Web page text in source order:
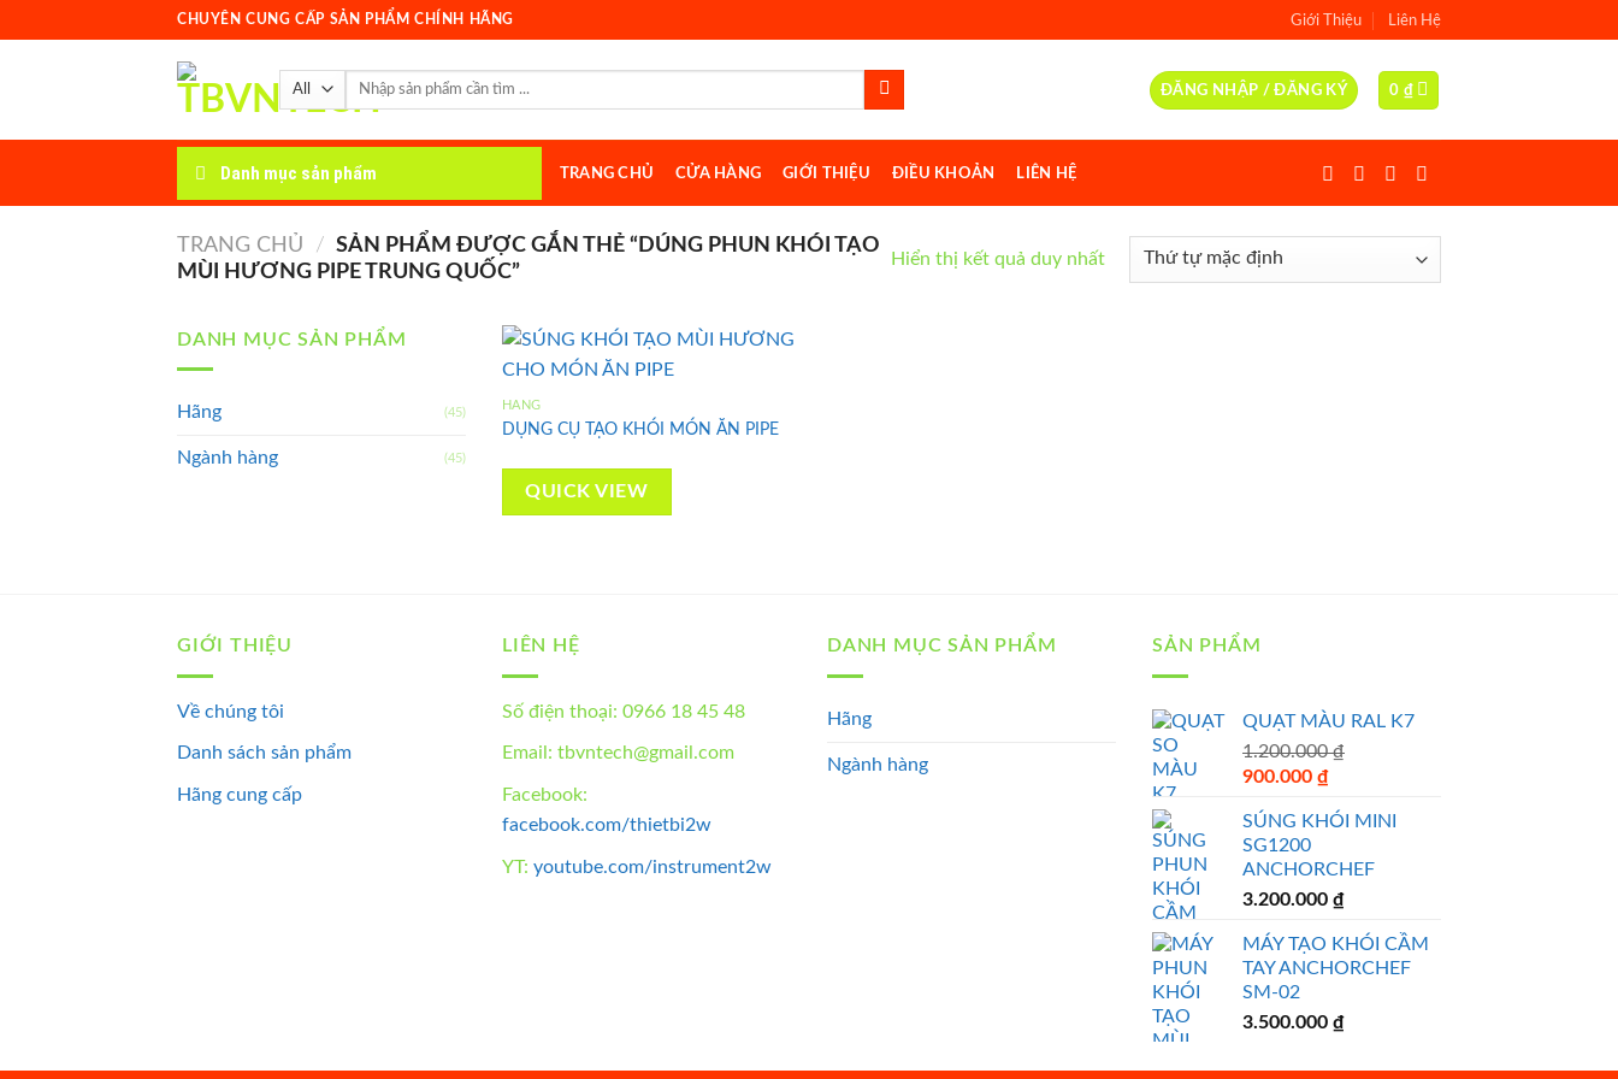
to
CHUYÊN CUNG CẤP SẢN PHẨM CHÍNH HÃNG Giới Thiệu Liên Hệ
Tìm
ĐĂNG NHẬP / ĐĂNG KÝ 0 ₫
Danh mục sản phẩm TRANG CHỦ CỬA HÀNG GIỚI THIỆU ĐIỀU KHOẢN LIÊN HỆ
TRANG CHỦ / SẢN PHẨM ĐƯỢC GẮN THẺ “DÚNG PHUN KHÓI TẠO
MÙI HƯƠNG PIPE TRUNG QUỐC”
Hiển thị kết quả duy nhất
DANH MỤC SẢN PHẨM
Hãng (45)
Ngành hàng (45)
HÃNG
DỤNG CỤ TẠO KHÓI MÓN ĂN PIPE
QUICK VIEW
GIỚI THIỆU
Về chúng tôi
Danh sách sản phẩm
Hãng cung cấp
LIÊN HỆ
Số điện thoại: 0966 18 45 48
Email: tbvntech@gmail.com
Facebook:
facebook.com/thietbi2w
YT: youtube.com/instrument2w
DANH MỤC SẢN PHẨM
Hãng
Ngành hàng
SẢN PHẨM
QUẠT MÀU RAL K7
1.200.000₫
Original
was:
1.200.000 ₫.
900.000 ₫Current
is:
SÚNG KHÓI MINI
SG1200
ANCHORCHEF
3.200.000 ₫
MÁY TẠO KHÓI CẦM
TAY ANCHORCHEF
SM-02
3.500.000 ₫